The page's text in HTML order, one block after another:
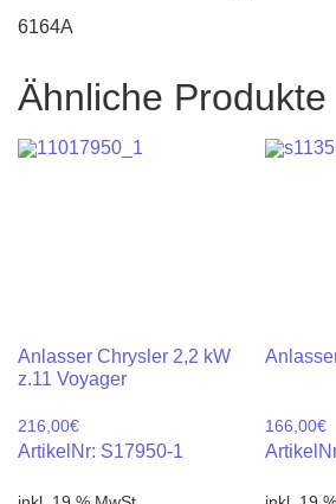
6164A
Ähnliche Produkte
Anlasser Chrysler 2,2 kW
z.11 Voyager
216,00€
ArtikelNr: S17950-1
166,00€